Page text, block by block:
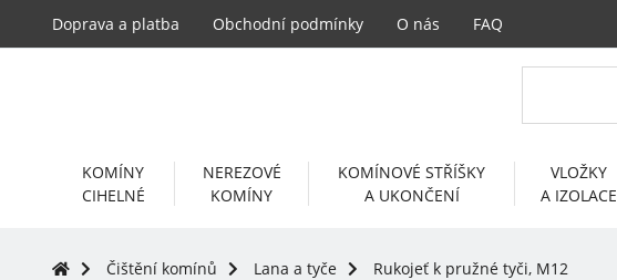
Doprava a platba Obchodní podmínky O nás FAQ
KOMÍNY
CIHELNÉ
NEREZOVÉ
KOMÍNY
KOMÍNOVÉ STŘÍŠKY
A UKONČENÍ
VLOŽKY
A IZOLACE
Čištění komínů Lana a tyče Rukojeť k pružné tyči, M12